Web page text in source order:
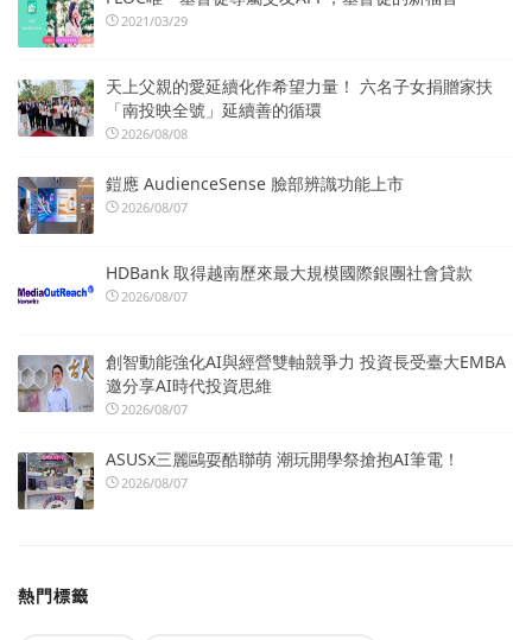
2021/03/29
天上父親的愛延續化作希望力量！ 六名子女捐贈家扶
「南投映全號」延續善的循環
2026/08/08
鎧應 AudienceSense 臉部辨識功能上市
2026/08/07
HDBank 取得越南歷來最大規模國際銀團社會貸款
2026/08/07
創智動能強化AI與經營雙軸競爭力 投資長受臺大EMBA
邀分享AI時代投資思維
2026/08/07
ASUSx三麗鷗耍酷聯萌 潮玩開學祭搶抱AI筆電！
2026/08/07
熱門標籤